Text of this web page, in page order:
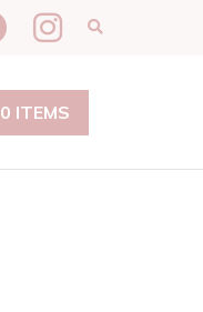
0 ITEMS